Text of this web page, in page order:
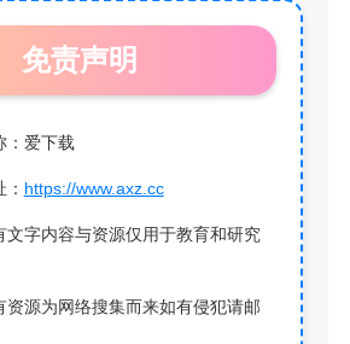
免责声明
：爱下载
https://www.axz.cc
文字内容与资源仅用于教育和研究
资源为网络搜集而来如有侵犯请邮